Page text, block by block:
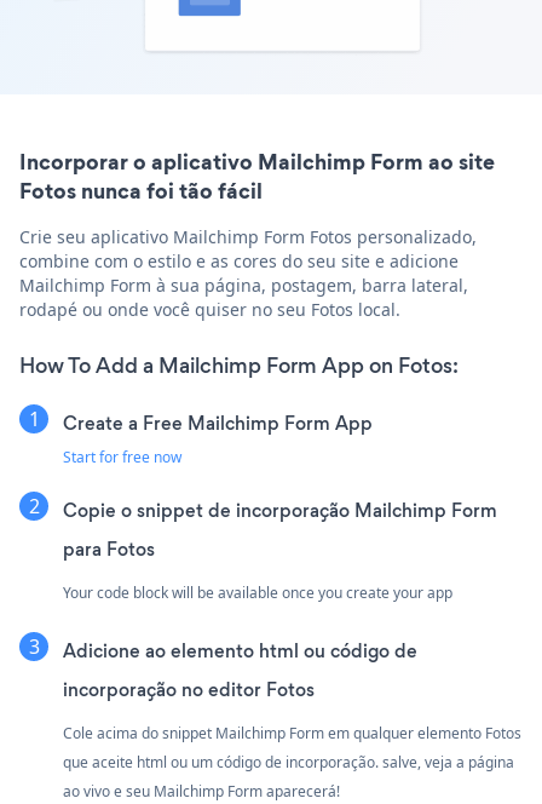
Incorporar o aplicativo Mailchimp Form ao site
Fotos nunca foi tão fácil
Crie seu aplicativo Mailchimp Form Fotos personalizado,
combine com o estilo e as cores do seu site e adicione
Mailchimp Form à sua página, postagem, barra lateral,
rodapé ou onde você quiser no seu Fotos local.
How To Add a Mailchimp Form App on Fotos:
Create a Free Mailchimp Form App
Start for free now
Copie o snippet de incorporação Mailchimp Form
para Fotos
Your code block will be available once you create your app
Adicione ao elemento html ou código de
incorporação no editor Fotos
Cole acima do snippet Mailchimp Form em qualquer elemento Fotos
que aceite html ou um código de incorporação. salve, veja a página
ao vivo e seu Mailchimp Form aparecerá!